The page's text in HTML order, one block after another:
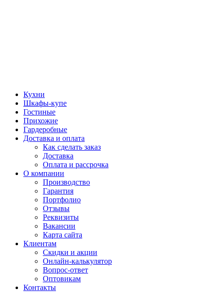
Кухни
Шкафы-купе
Гостиные
Прихожие
Гардеробные
Доставка и оплата
Как сделать заказ
Доставка
Оплата и рассрочка
О компании
Производство
Гарантия
Портфолио
Отзывы
Реквизиты
Вакансии
Карта сайта
Клиентам
Скидки и акции
Онлайн-калькулятор
Вопрос-ответ
Оптовикам
Контакты